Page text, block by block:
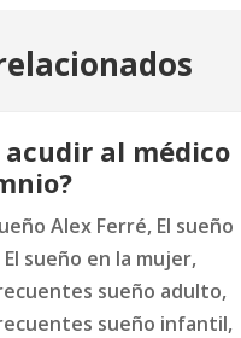
acudir al médico
Alex Ferré, El sueño
El sueño en la mujer,
sueño adulto,
sueño infantil,